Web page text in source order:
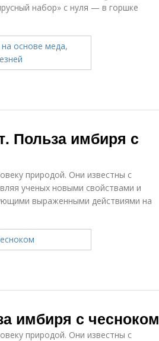
набор» с нуля — в горшке
Польза имбиря с
природой. Они известны с
ученых новыми свойствами и
выраженными действиями на
имбиря с чесноком
природой. Они известны с